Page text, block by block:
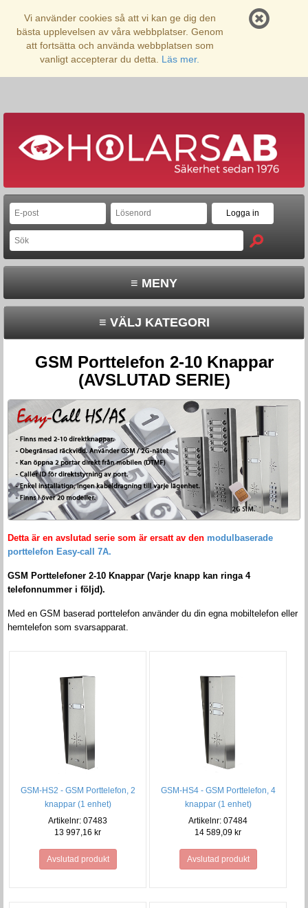
Vi använder cookies så att vi kan ge dig den
bästa upplevelsen av våra webbplatser. Genom
att fortsätta och använda webbplatsen som
vanligt accepterar du detta. Läs mer.
≡ MENY
≡ VÄLJ KATEGORI
GSM Porttelefon 2-10 Knappar
(AVSLUTAD SERIE)
Detta är en avslutad serie som är ersatt av den modulbaserade
porttelefon Easy-call 7A.
GSM Porttelefoner 2-10 Knappar (Varje knapp kan ringa 4
telefonnummer i följd).
Med en GSM baserad porttelefon använder du din egna mobiltelefon eller
hemtelefon som svarsapparat.
GSM-HS2 - GSM Porttelefon, 2
knappar (1 enhet)
Artikelnr: 07483
13 997,16 kr
Avslutad produkt
GSM-HS4 - GSM Porttelefon, 4
knappar (1 enhet)
Artikelnr: 07484
14 589,09 kr
Avslutad produkt